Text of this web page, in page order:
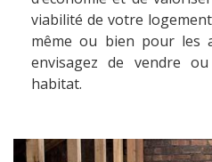
viabilité de votre
même ou bien pour les
envisagez de vendre
habitat.